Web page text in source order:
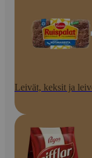
Leivät, keksit ja